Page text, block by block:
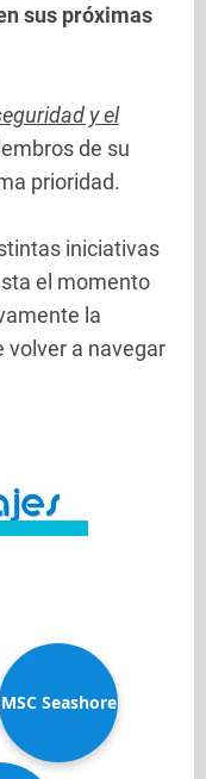
sus próximas
y el
de su
prioridad.
iniciativas
el momento
la
volver a navegar
MSC Seashore